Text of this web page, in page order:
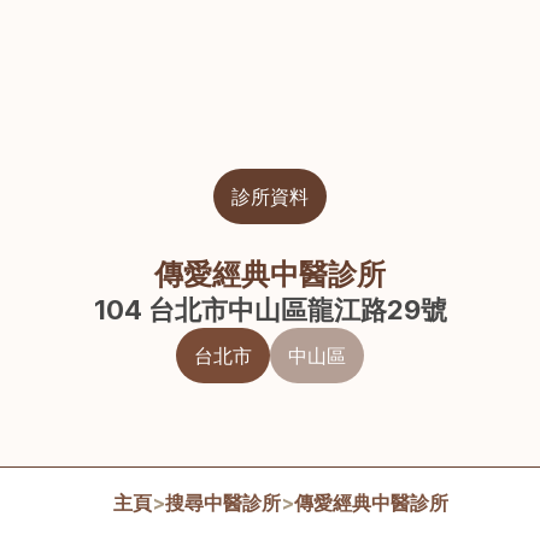
診所資料
傳愛經典中醫診所
104 台北市中山區龍江路29號
台北市 中山區
主頁>搜尋中醫診所>傳愛經典中醫診所